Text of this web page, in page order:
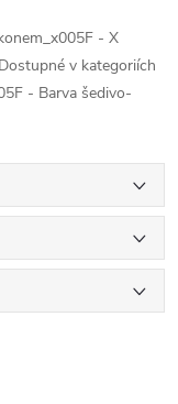
- X
v kategoriích
- Barva šedivo-